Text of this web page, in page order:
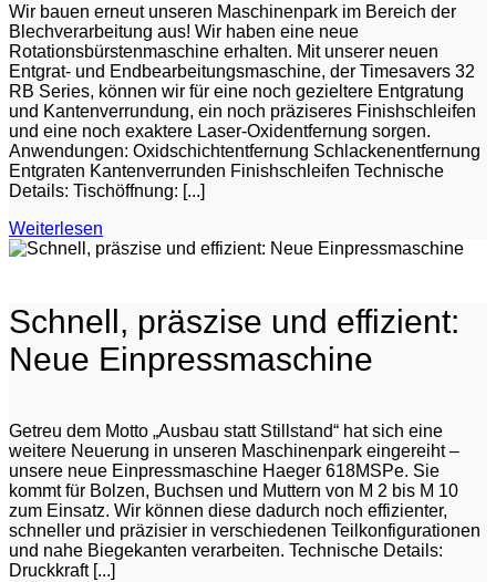
Wir bauen erneut unseren Maschinenpark im Bereich der
Blechverarbeitung aus! Wir haben eine neue
Rotationsbürstenmaschine erhalten. Mit unserer neuen
Entgrat- und Endbearbeitungsmaschine, der Timesavers 32
RB Series, können wir für eine noch gezieltere Entgratung
und Kantenverrundung, ein noch präziseres Finishschleifen
und eine noch exaktere Laser-Oxidentfernung sorgen.
Anwendungen: Oxidschichtentfernung Schlackenentfernung
Entgraten Kantenverrunden Finishschleifen Technische
Details: Tischöffnung: [...]
Weiterlesen
Schnell, präszise und effizient:
Neue Einpressmaschine
Getreu dem Motto „Ausbau statt Stillstand“ hat sich eine
weitere Neuerung in unseren Maschinenpark eingereiht –
unsere neue Einpressmaschine Haeger 618MSPe. Sie
kommt für Bolzen, Buchsen und Muttern von M 2 bis M 10
zum Einsatz. Wir können diese dadurch noch effizienter,
schneller und präzisier in verschiedenen Teilkonfigurationen
und nahe Biegekanten verarbeiten. Technische Details:
Druckkraft [...]